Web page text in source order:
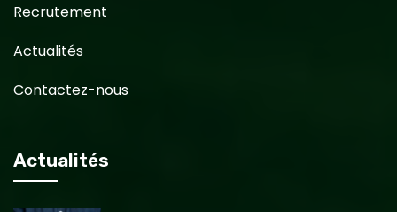
Recrutement
Actualités
Contactez-nous
Actualités